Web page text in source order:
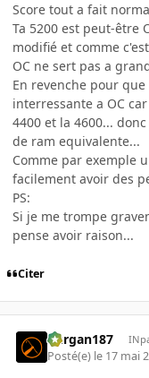
Score tout a fait
Ta 5200 est peut-être
modifié et comme
OC ne sert pas a
En revenche pour
interressante a OC
4400 et la 4600...
de ram equivalente...
Comme par exemple
facilement avoir des
PS:
Si je me trompe
pense avoir raison...
Citer
kurgan187
Posté(e) le 17 mai